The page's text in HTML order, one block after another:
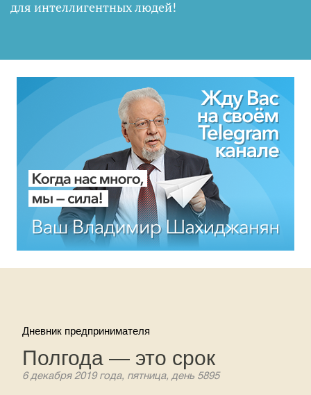
для интеллигентных людей!
Дневник предпринимателя
Полгода — это срок
6 декабря 2019 года, пятница, день 5895